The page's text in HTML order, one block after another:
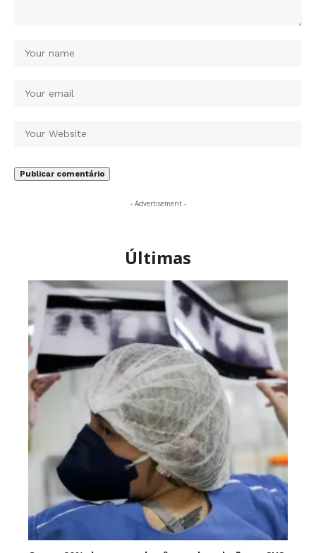
- Advertisement -
Últimas